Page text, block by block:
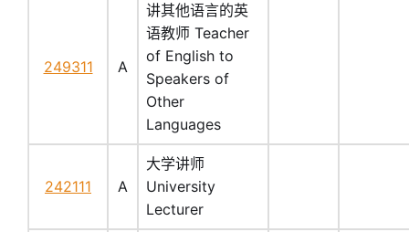
249311 A
讲其他语言的英
语教师 Teacher
of English to
Speakers of
Other
Languages
242111 A
大学讲师
University
Lecturer